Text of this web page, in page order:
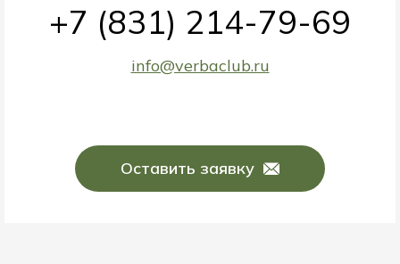
+7 (831) 214-79-69
info@verbaclub.ru
Оставить заявку